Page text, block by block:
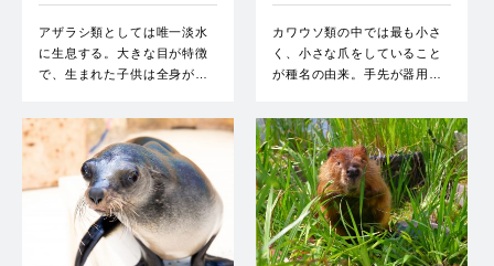
アザラシ類としては唯一淡水
に生息する。大きな目が特徴
で、生まれた子供は全身が…
カワウソ類の中では最も小さ
く、小さな爪をしていること
が種名の由来。手先が器用…